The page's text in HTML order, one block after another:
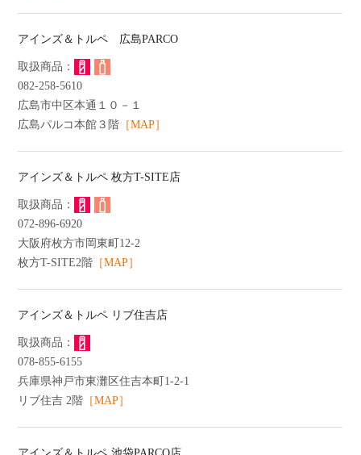
アインズ＆トルペ 広島PARCO
082-258-5610
広島市中区本通１０－１
広島パルコ本館３階 ［MAP］
アインズ＆トルペ 枚方T-SITE店
072-896-6920
大阪府枚方市岡東町12-2
枚方T-SITE2階 ［MAP］
アインズ＆トルペ リブ住吉店
078-855-6155
兵庫県神戸市東灘区住吉本町1-2-1
リブ住吉 2階 ［MAP］
アインズ＆トルペ 池袋PARCO店